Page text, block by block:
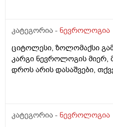
კატეგორია - ნევროლოგია
ციტოლესი, ზოლომაქსი
კარგი ნევროლოგის მიერ,
დროს არის დასაშვები,
კატეგორია - ნევროლოგია